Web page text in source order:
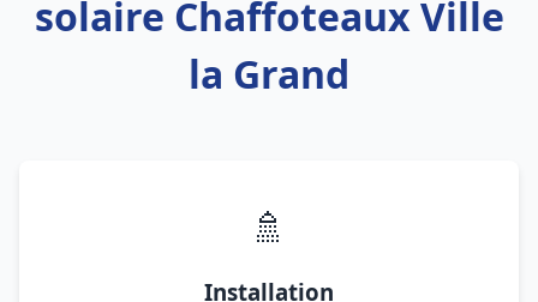
solaire Chaffoteaux Ville
la Grand
🚿
Installation